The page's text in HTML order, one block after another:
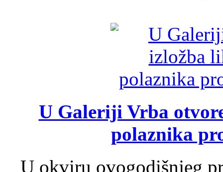
U Galeriji Vrba
polaznika
U okviru ovogodišnjeg